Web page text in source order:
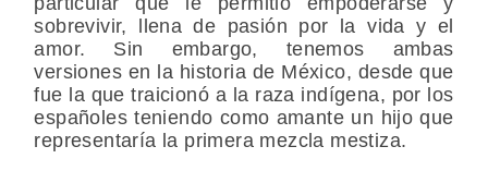
sobrevivir, llena de pasión por la vida y el
amor. Sin embargo, tenemos ambas
versiones en la historia de México, desde que
fue la que traicionó a la raza indígena, por los
españoles teniendo como amante un hijo que
representaría la primera mezcla mestiza.